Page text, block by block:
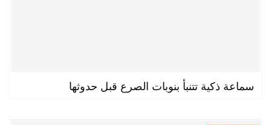
سماعة ذكية تتنبأ بنوبات الصرع قبل حدوثها